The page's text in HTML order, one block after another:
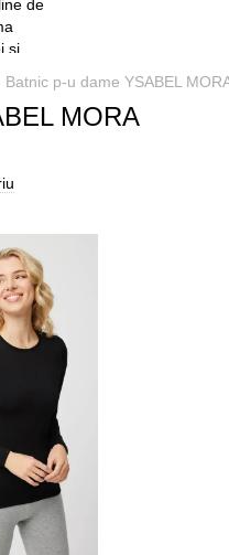
Batnic p-u dame YSABEL
MORA